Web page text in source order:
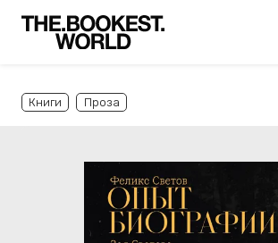
Книги Проза